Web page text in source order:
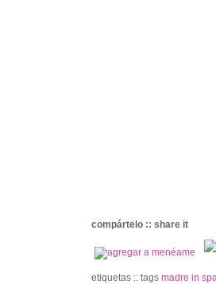
compártelo :: share it
etiquetas :: tags madre in